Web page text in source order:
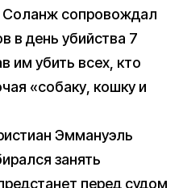
Соланж сопровождал
в день убийства 7
им убить всех, кто
«собаку, кошку и
Эммануэль
занять
перед судом